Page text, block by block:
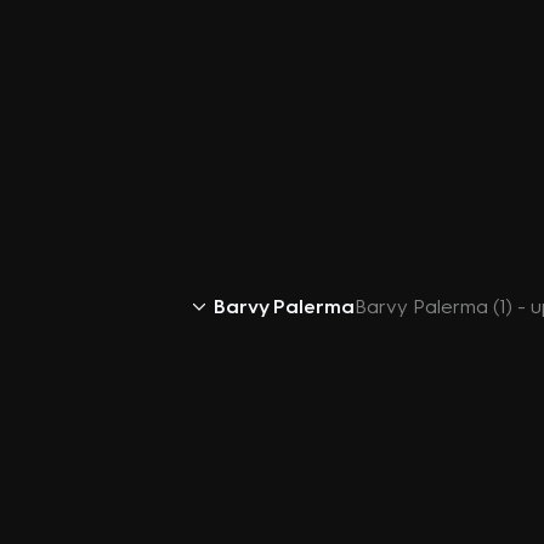
Barvy PalermaBarvy Palerma (1) -